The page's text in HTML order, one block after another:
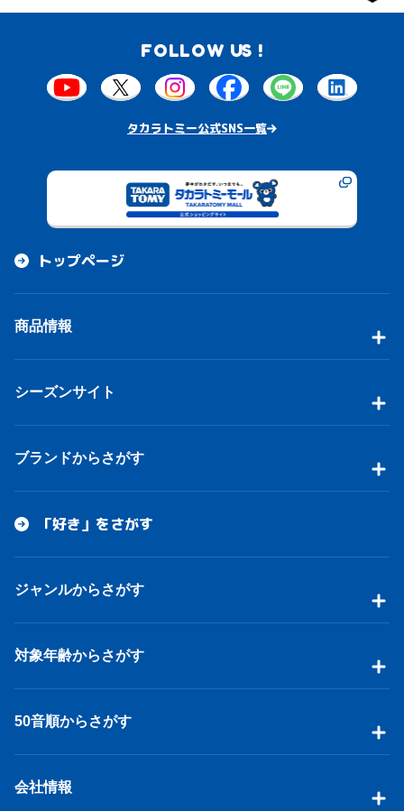
FOLLOW US !
タカラトミー公式SNS一覧
トップページ
商品情報
シーズンサイト
ブランドからさがす
「好き」をさがす
ジャンルからさがす
対象年齢からさがす
50音順からさがす
会社情報